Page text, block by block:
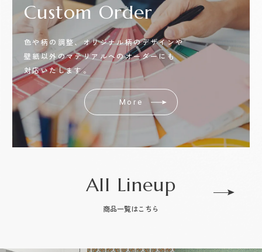
CustomOrder
色や柄の調整、オリジナル柄のデザインや
壁紙以外のマテリアルへのオーダーにも
対応いたします。
More
All Lineup
商品一覧はこちら